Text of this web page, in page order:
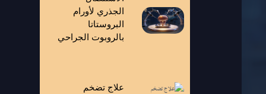
الجذري لأورام
البروستاتا
بالروبوت الجراحي
علاج تضخم